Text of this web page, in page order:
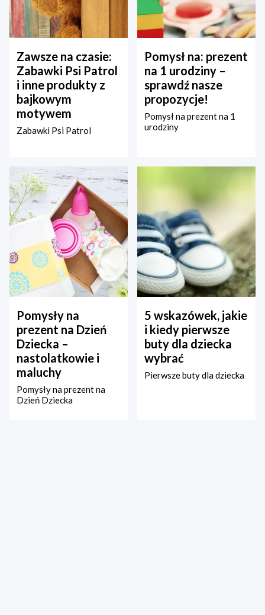
Zawsze na czasie:
Zabawki Psi Patrol
i inne produkty z
bajkowym
motywem
Zabawki Psi Patrol
Pomysł na: prezent
na 1 urodziny –
sprawdź nasze
propozycje!
Pomysł na prezent na 1
urodziny
Pomysły na
prezent na Dzień
Dziecka –
nastolatkowie i
maluchy
Pomysły na prezent na
Dzień Dziecka
5 wskazówek, jakie
i kiedy pierwsze
buty dla dziecka
wybrać
Pierwsze buty dla dziecka